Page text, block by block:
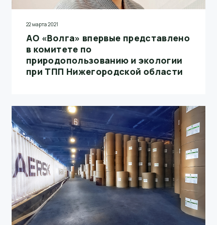
22 марта 2021
АО «Волга» впервые представлено
в комитете по
природопользованию и экологии
при ТПП Нижегородской области